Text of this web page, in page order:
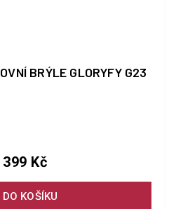
BRÝLE GLORYFY G23
DO KOŠÍKU
399 Kč